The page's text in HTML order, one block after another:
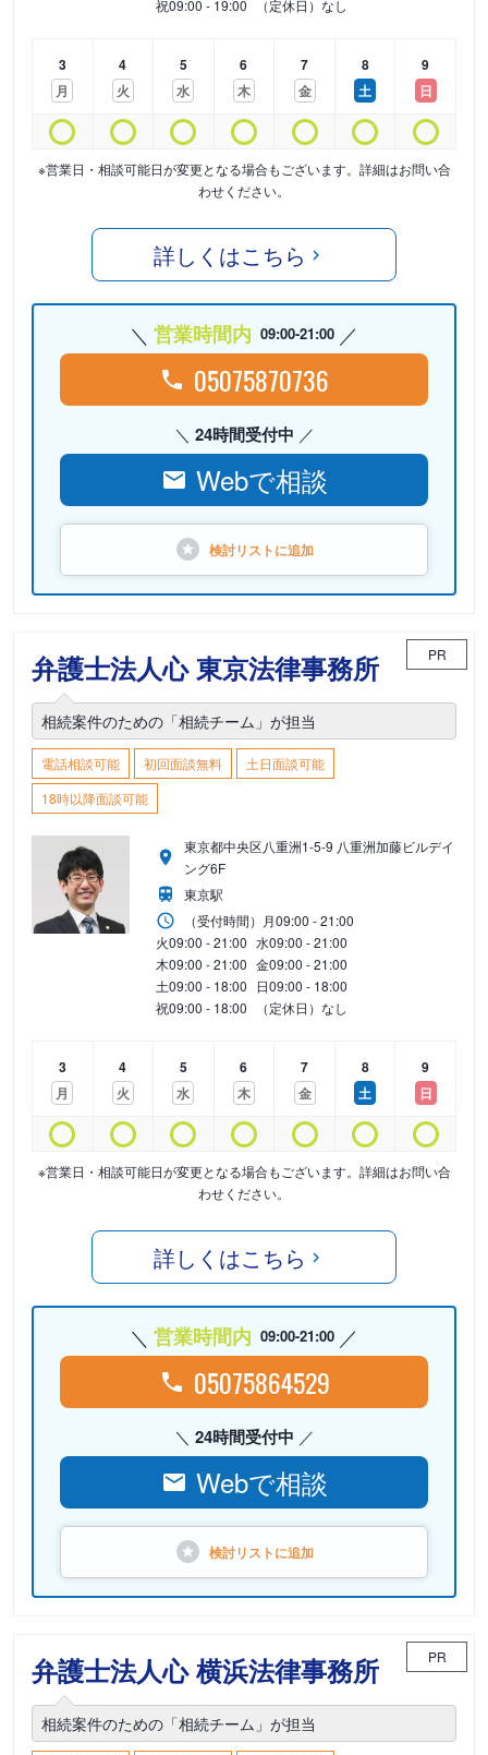
祝09:00 - 19:00 （定休日）なし
3
月
4
火
5
水
6
木
7
金
8
土
9
日
※営業日・相談可能日が変更となる場合もございます。詳細はお問い合
わせください。
詳しくはこちら
営業時間内 09:00-21:00
05075870736
24時間受付中
Webで相談
検討リストに追加
弁護士法人心 東京法律事務所 PR
相続案件のための「相続チーム」が担当
電話相談可能 初回面談無料
土日面談可能
18時以降面談可能
東京都中央区八重洲1-5-9 八重洲加藤ビルデイ
ング6F
東京駅
（受付時間） 月09:00 - 21:00
火09:00 - 21:00 水09:00 - 21:00
木09:00 - 21:00 金09:00 - 21:00
土09:00 - 18:00 日09:00 - 18:00
祝09:00 - 18:00 （定休日）なし
3
月
4
火
5
水
6
木
7
金
8
土
9
日
※営業日・相談可能日が変更となる場合もございます。詳細はお問い合
わせください。
詳しくはこちら
営業時間内 09:00-21:00
05075864529
24時間受付中
Webで相談
検討リストに追加
弁護士法人心 横浜法律事務所 PR
相続案件のための「相続チーム」が担当